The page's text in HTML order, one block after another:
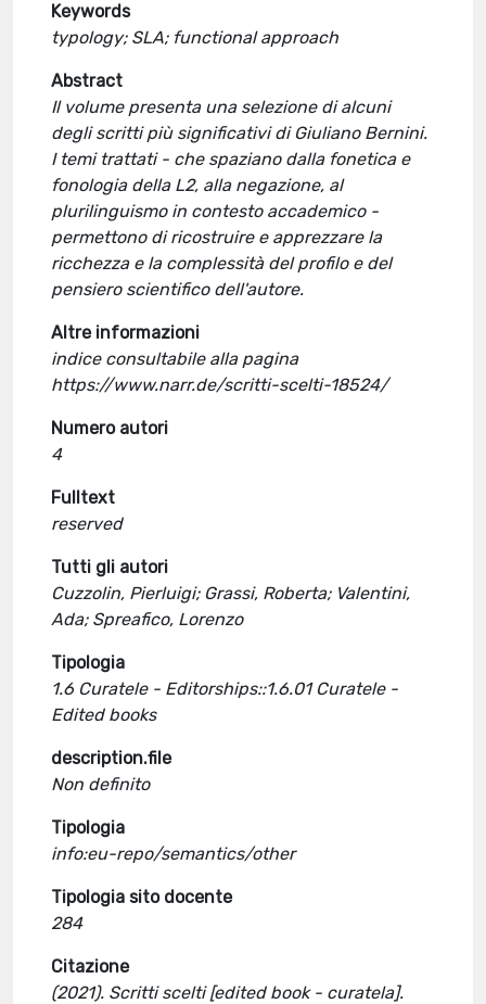
Keywords
typology; SLA; functional approach
Abstract
Il volume presenta una selezione di alcuni
degli scritti più significativi di Giuliano Bernini.
I temi trattati - che spaziano dalla fonetica e
fonologia della L2, alla negazione, al
plurilinguismo in contesto accademico -
permettono di ricostruire e apprezzare la
ricchezza e la complessità del profilo e del
pensiero scientifico dell'autore.
Altre informazioni
indice consultabile alla pagina
https://www.narr.de/scritti-scelti-18524/
Numero autori
4
Fulltext
reserved
Tutti gli autori
Cuzzolin, Pierluigi; Grassi, Roberta; Valentini,
Ada; Spreafico, Lorenzo
Tipologia
1.6 Curatele - Editorships::1.6.01 Curatele -
Edited books
description.file
Non definito
Tipologia
info:eu-repo/semantics/other
Tipologia sito docente
284
Citazione
(2021). Scritti scelti [edited book - curatela].